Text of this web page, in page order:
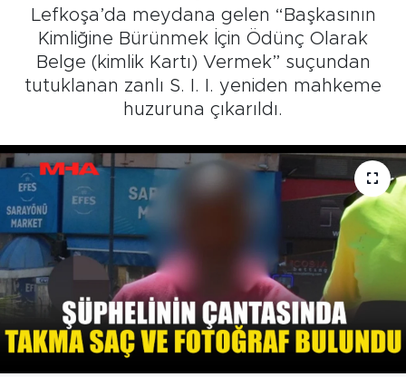
Lefkoşa’da meydana gelen “Başkasının
Kimliğine Bürünmek İçin Ödünç Olarak
Belge (kimlik Kartı) Vermek” suçundan
tutuklanan zanlı S. I. I. yeniden mahkeme
huzuruna çıkarıldı.